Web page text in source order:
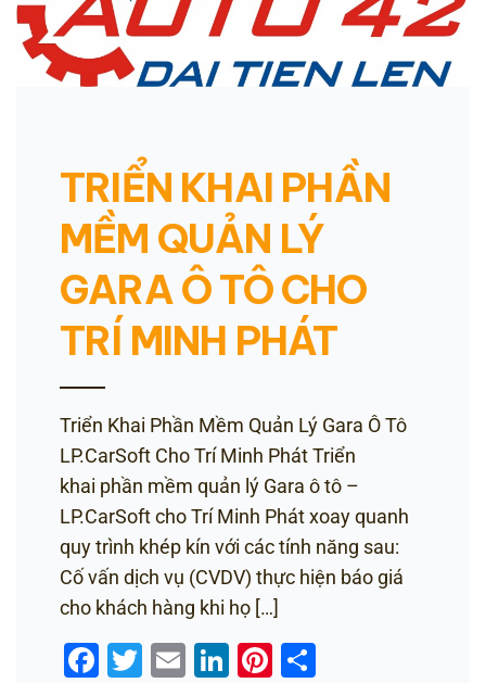
TRIỂN KHAI PHẦN
MỀM QUẢN LÝ
GARA Ô TÔ CHO
TRÍ MINH PHÁT
Triển Khai Phần Mềm Quản Lý Gara Ô Tô
LP.CarSoft Cho Trí Minh Phát Triển
khai phần mềm quản lý Gara ô tô –
LP.CarSoft cho Trí Minh Phát xoay quanh
quy trình khép kín với các tính năng sau:
Cố vấn dịch vụ (CVDV) thực hiện báo giá
cho khách hàng khi họ […]
Facebook
Twitter
EmailLinkedIn
Pinterest